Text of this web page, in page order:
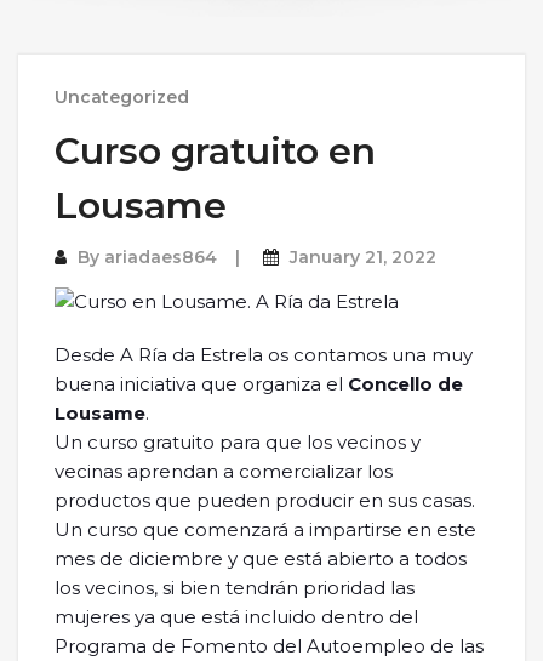
Uncategorized
Curso gratuito en
Lousame
By ariadaes864 January 21, 2022
Desde A Ría da Estrela os contamos una muy
buena iniciativa que organiza el Concello de
Lousame.
Un curso gratuito para que los vecinos y
vecinas aprendan a comercializar los
productos que pueden producir en sus casas.
Un curso que comenzará a impartirse en este
mes de diciembre y que está abierto a todos
los vecinos, si bien tendrán prioridad las
mujeres ya que está incluido dentro del
Programa de Fomento del Autoempleo de las